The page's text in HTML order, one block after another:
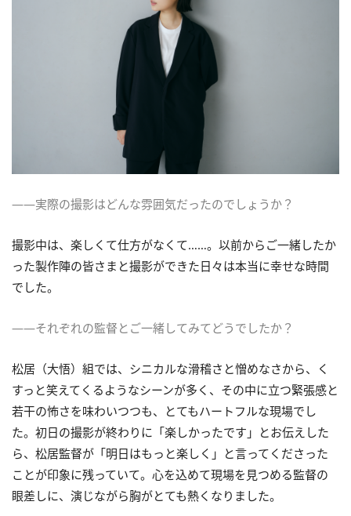
――実際の撮影はどんな雰囲気だったのでしょうか？
撮影中は、楽しくて仕方がなくて……。以前からご一緒したか
った製作陣の皆さまと撮影ができた日々は本当に幸せな時間
でした。
――それぞれの監督とご一緒してみてどうでしたか？
松居（大悟）組では、シニカルな滑稽さと憎めなさから、く
すっと笑えてくるようなシーンが多く、その中に立つ緊張感と
若干の怖さを味わいつつも、とてもハートフルな現場でし
た。初日の撮影が終わりに「楽しかったです」とお伝えした
ら、松居監督が「明日はもっと楽しく」と言ってくださった
ことが印象に残っていて。心を込めて現場を見つめる監督の
眼差しに、演じながら胸がとても熱くなりました。